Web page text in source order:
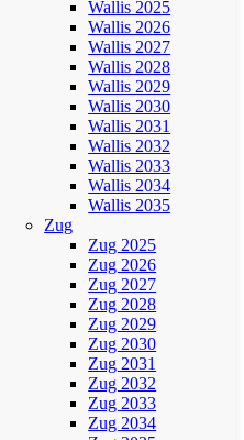
Wallis 2025
Wallis 2026
Wallis 2027
Wallis 2028
Wallis 2029
Wallis 2030
Wallis 2031
Wallis 2032
Wallis 2033
Wallis 2034
Wallis 2035
Zug
Zug 2025
Zug 2026
Zug 2027
Zug 2028
Zug 2029
Zug 2030
Zug 2031
Zug 2032
Zug 2033
Zug 2034